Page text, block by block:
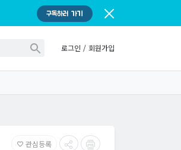
구독하러 가기
로그인 / 회원가입
favorite_border 관심등록